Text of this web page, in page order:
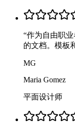
“作为自由职
的文档。模板
MG
Maria Gomez
平面设计师